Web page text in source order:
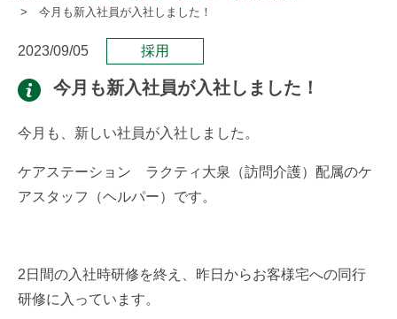
今月も新入社員が入社しました！
2023/09/05 採用
今月も新入社員が入社しました！
今月も、新しい社員が入社しました。
ケアステーション ラクティ大泉（訪問介護）配属のケ
アスタッフ（ヘルパー）です。
2日間の入社時研修を終え、昨日からお客様宅への同行
研修に入っています。